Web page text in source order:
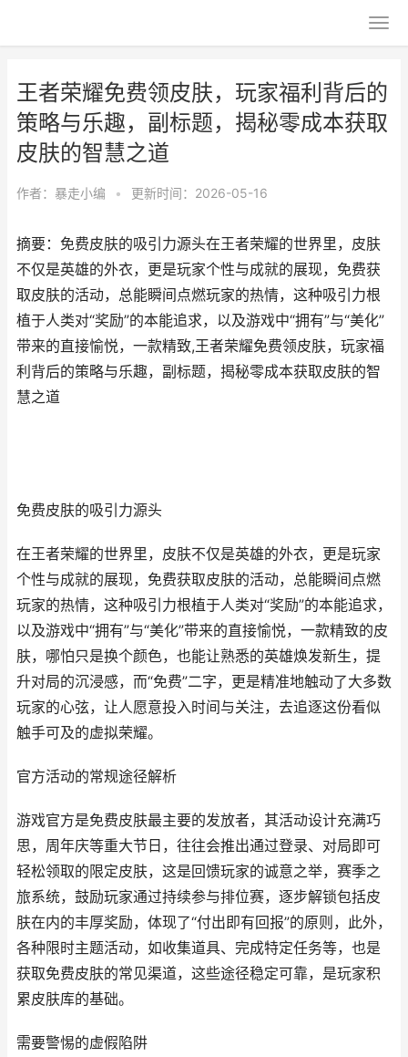
王者荣耀免费领皮肤，玩家福利背后的
策略与乐趣，副标题，揭秘零成本获取
皮肤的智慧之道
作者： 暴走小编 • 更新时间：2026-05-16
摘要：免费皮肤的吸引力源头在王者荣耀的世界里，皮肤
不仅是英雄的外衣，更是玩家个性与成就的展现，免费获
取皮肤的活动，总能瞬间点燃玩家的热情，这种吸引力根
植于人类对“奖励”的本能追求，以及游戏中“拥有”与“美化”
带来的直接愉悦，一款精致,王者荣耀免费领皮肤，玩家福
利背后的策略与乐趣，副标题，揭秘零成本获取皮肤的智
慧之道
免费皮肤的吸引力源头
在王者荣耀的世界里，皮肤不仅是英雄的外衣，更是玩家
个性与成就的展现，免费获取皮肤的活动，总能瞬间点燃
玩家的热情，这种吸引力根植于人类对“奖励”的本能追求，
以及游戏中“拥有”与“美化”带来的直接愉悦，一款精致的皮
肤，哪怕只是换个颜色，也能让熟悉的英雄焕发新生，提
升对局的沉浸感，而“免费”二字，更是精准地触动了大多数
玩家的心弦，让人愿意投入时间与关注，去追逐这份看似
触手可及的虚拟荣耀。
官方活动的常规途径解析
游戏官方是免费皮肤最主要的发放者，其活动设计充满巧
思，周年庆等重大节日，往往会推出通过登录、对局即可
轻松领取的限定皮肤，这是回馈玩家的诚意之举，赛季之
旅系统，鼓励玩家通过持续参与排位赛，逐步解锁包括皮
肤在内的丰厚奖励，体现了“付出即有回报”的原则，此外，
各种限时主题活动，如收集道具、完成特定任务等，也是
获取免费皮肤的常见渠道，这些途径稳定可靠，是玩家积
累皮肤库的基础。
需要警惕的虚假陷阱